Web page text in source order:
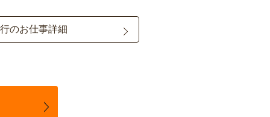
のお仕事詳細